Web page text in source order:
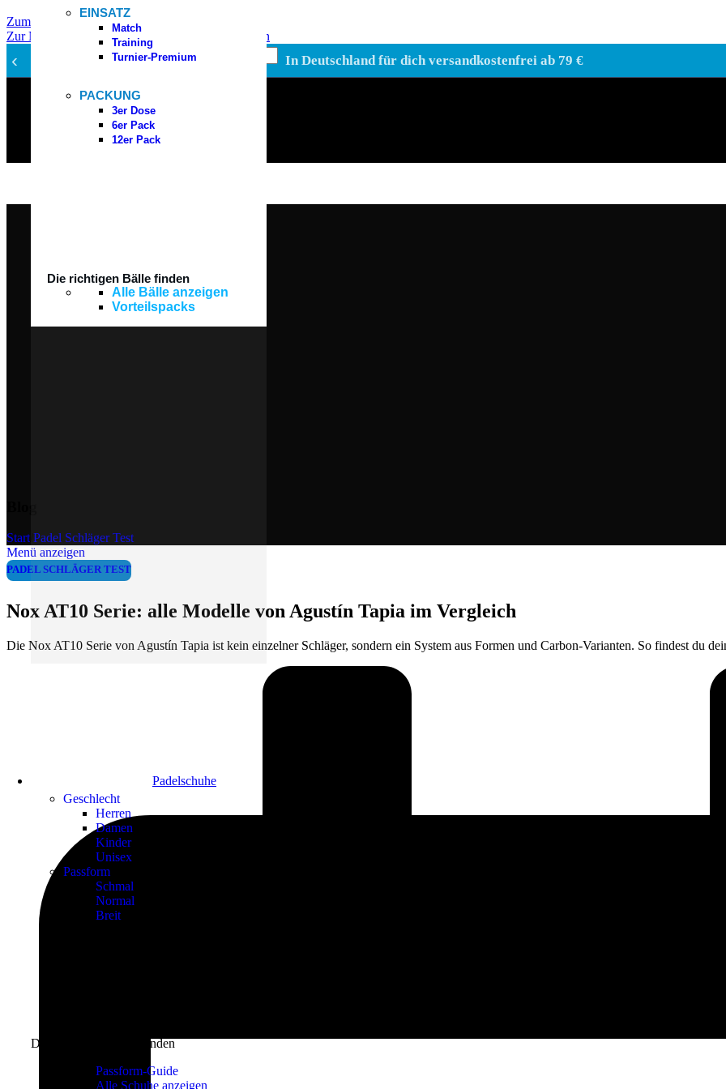
Zum Inhalt springen
Zur Navigation springenZum Hauptinhalt springen
‹ In Deutschland für dich versandkostenfrei ab 79 €
EINSATZ
Match
Training
Turnier-Premium
PACKUNG
3er Dose
6er Pack
12er Pack
Die richtigen Bälle finden
Alle Bälle anzeigen
Vorteilspacks
Padelschuhe
Geschlecht
Herren
Damen
Kinder
Unisex
Passform
Schmal
Normal
Breit
Den perfekten Schuh finden
Passform-Guide
Alle Schuhe anzeigen
Start Padel Schläger Test
Menü anzeigen
PADEL SCHLÄGER TEST
Nox AT10 Serie: alle Modelle von Agustín Tapia im Vergleich
Die Nox AT10 Serie von Agustín Tapia ist kein einzelner Schläger, sondern ein System aus Formen und Carbon-Varianten. So findest du